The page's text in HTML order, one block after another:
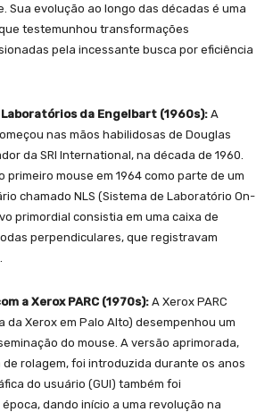
Sua evolução ao longo das décadas é uma
testemunhou transformações
pela incessante busca por eficiência
da Engelbart (1960s): A
nas mãos habilidosas de Douglas
da SRI International, na década de 1960.
primeiro mouse em 1964 como parte de um
chamado NLS (Sistema de Laboratório On-
primordial consistia em uma caixa de
perpendiculares, que registravam
a Xerox PARC (1970s): A Xerox PARC
da Xerox em Palo Alto) desempenhou um
do mouse. A versão aprimorada,
de rolagem, foi introduzida durante os anos
do usuário (GUI) também foi
dando início a uma revolução na